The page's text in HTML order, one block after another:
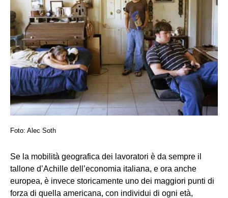
Foto: Alec Soth
Se la mobilità geografica dei lavoratori è da sempre il
tallone d’Achille dell’economia italiana, e ora anche
europea, è invece storicamente uno dei maggiori punti di
forza di quella americana, con individui di ogni età,